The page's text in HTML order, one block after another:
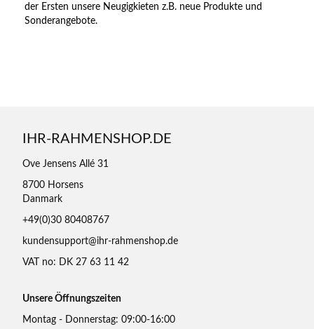
der Ersten unsere Neugigkieten z.B. neue Produkte und
Sonderangebote.
IHR-RAHMENSHOP.DE
Ove Jensens Allé 31
8700 Horsens
Danmark
+49(0)30 80408767
kundensupport@ihr-rahmenshop.de
VAT no: DK 27 63 11 42
Unsere Öffnungszeiten
Montag - Donnerstag: 09:00-16:00